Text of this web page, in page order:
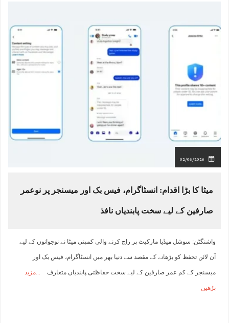
02/06/2026
میٹا کا بڑا اقدام: انسٹاگرام، فیس بک اور میسنجر پر نوعمر
صارفین کے لیے سخت پابندیاں نافذ
واشنگٹن: سوشل میڈیا مارکیٹ پر راج کرنے والی کمپنی میٹا نے نوجوانوں کے لیے
آن لائن تحفظ کو بڑھانے کے مقصد سے دنیا بھر میں انسٹاگرام، فیس بک اور
میسنجر کے کم عمر صارفین کے لیے سخت حفاظتی پابندیاں متعارف مزید
پڑھیں